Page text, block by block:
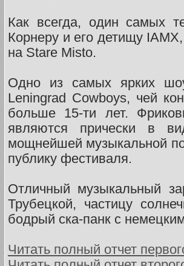
Как всегда, один самых
Корнеру и его детищу
на Stare Misto.
Одно из самых ярких
Leningrad Cowboys, чей
больше 15-ти лет.
являются прически в
мощнейшей музыкальной
публику фестиваля.
Отличный музыкальный
Трубецкой, частицу
бодрый ска-панк с
Читать полный отчет